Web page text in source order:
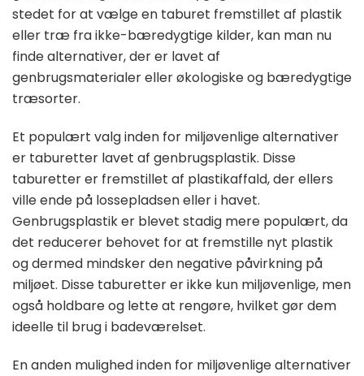
stedet for at vælge en taburet fremstillet af plastik
eller træ fra ikke-bæredygtige kilder, kan man nu
finde alternativer, der er lavet af
genbrugsmaterialer eller økologiske og bæredygtige
træsorter.
Et populært valg inden for miljøvenlige alternativer
er taburetter lavet af genbrugsplastik. Disse
taburetter er fremstillet af plastikaffald, der ellers
ville ende på lossepladsen eller i havet.
Genbrugsplastik er blevet stadig mere populært, da
det reducerer behovet for at fremstille nyt plastik
og dermed mindsker den negative påvirkning på
miljøet. Disse taburetter er ikke kun miljøvenlige, men
også holdbare og lette at rengøre, hvilket gør dem
ideelle til brug i badeværelset.
En anden mulighed inden for miljøvenlige alternativer